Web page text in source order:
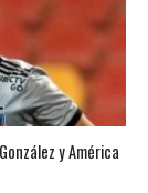
y América